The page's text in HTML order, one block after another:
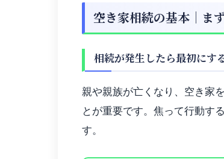
空き家相続の基本｜ま
相続が発生したら最初にす
親や親族が亡くなり、空き家
とが重要です。焦って行動す
す。